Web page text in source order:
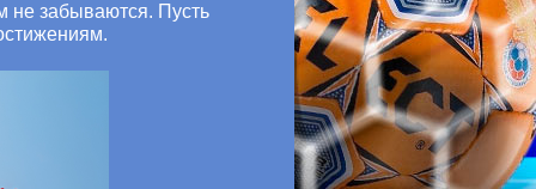
не забываются. Пусть